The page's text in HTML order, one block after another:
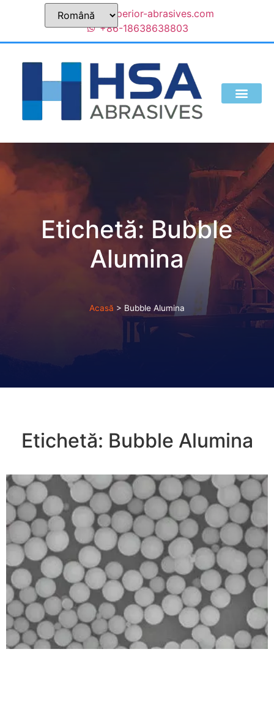
sales@superior-abrasives.com
+86-18638638803
Etichetă: Bubble
Alumina
Acasă > Bubble Alumina
Etichetă: Bubble Alumina